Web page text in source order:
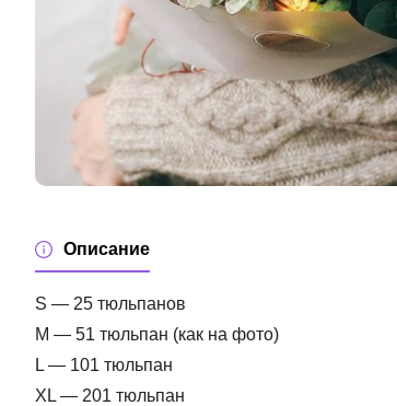
Описание
S — 25 тюльпанов
M — 51 тюльпан (как на фото)
L — 101 тюльпан
XL — 201 тюльпан